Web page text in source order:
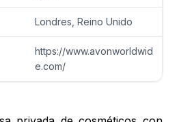
Londres, Reino Unido
https://www.avonworldwid
e.com/